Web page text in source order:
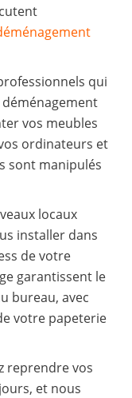
qui
vos meubles
ordinateurs et
sont manipulés
locaux
installer dans
de votre
garantissent le
bureau, avec
votre papeterie
reprendre vos
et nous